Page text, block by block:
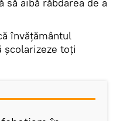
învăţământul
şcolarizeze toţi